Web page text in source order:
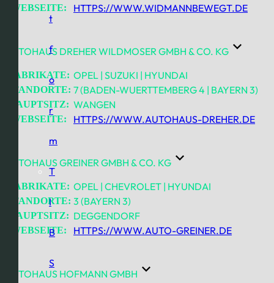
t
f
o
r
m
T
I
B
S
WEBSEITE: HTTPS://WWW.WIDMANNBEWEGT.DE
AUTOHAUS DREHER WILDMOSER GMBH & CO. KG
FABRIKATE: OPEL | SUZUKI | HYUNDAI
STANDORTE: 7 (BADEN-WUERTTEMBERG 4 | BAYERN 3)
HAUPTSITZ: WANGEN
WEBSEITE: HTTPS://WWW.AUTOHAUS-DREHER.DE
AUTOHAUS GREINER GMBH & CO. KG
FABRIKATE: OPEL | CHEVROLET | HYUNDAI
STANDORTE: 3 (BAYERN 3)
HAUPTSITZ: DEGGENDORF
WEBSEITE: HTTPS://WWW.AUTO-GREINER.DE
AUTOHAUS HOFMANN GMBH